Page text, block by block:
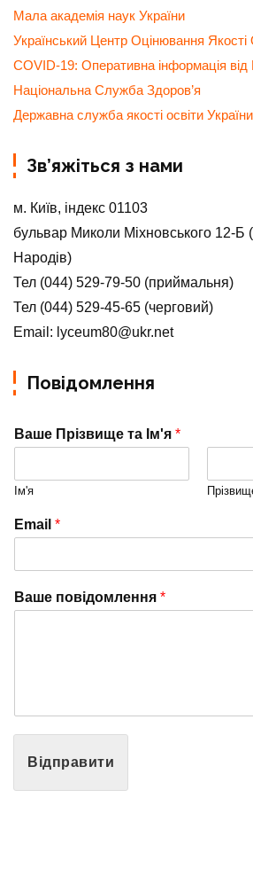
Мала академія наук України
Український Центр Оцінювання Якості
COVID-19: Оперативна інформація
Національна Служба Здоров’я
Державна служба якості освіти України
Зв’яжіться з нами
м. Київ, індекс 01103
бульвар Миколи Міхновського 12-Б
Народів)
Тел (044) 529-79-50 (приймальня)
Тел (044) 529-45-65 (черговий)
Email: lyceum80@ukr.net
Повідомлення
Ваше Прізвище та Ім'я *
Ім'я
Email *
Ваше повідомлення *
Відправити